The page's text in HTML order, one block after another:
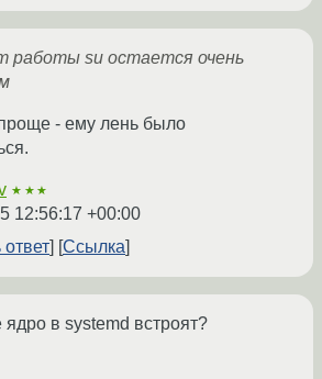
работы su остается очень
- ему лень было
★★★
12:56:17 +00:00
ответ
Ссылка
ядро в systemd встроят?